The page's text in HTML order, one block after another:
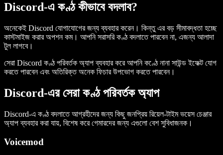
Discord-এ কণ্ঠ কীভাবে বদলাব?
অনেকেই Discord যোগাযোগের জন্য ব্যবহার করেন। কিন্তু এর বড় সীমাবদ্ধতা হচ্ছে
কাস্টমাইজ করার অপশন কম। আপনি সরাসরি কণ্ঠ বদলাতে পারবেন না, এজন্য আলাদা
টুল লাগবে।
সেরা Discord কণ্ঠ পরিবর্তক অ্যাপ ব্যবহার করে আপনি কণ্ঠে নানা সাউন্ড ইফেক্ট যোগ
করতে পারবেন এবং অতিরিক্ত অনেক ফিচার উপভোগ করতে পারবেন।
Discord-এর সেরা কণ্ঠ পরিবর্তক অ্যাপ
Discord-এ কণ্ঠ বদলাতে আগ্রহীদের জন্য কিছু জনপ্রিয় রিয়েল-টাইম ভয়েস চেঞ্জার
অ্যাপ ব্যবহার করা যায়, বিশেষ করে গেমারদের জন্য এগুলো বেশ সুবিধাজনক।
Voicemod